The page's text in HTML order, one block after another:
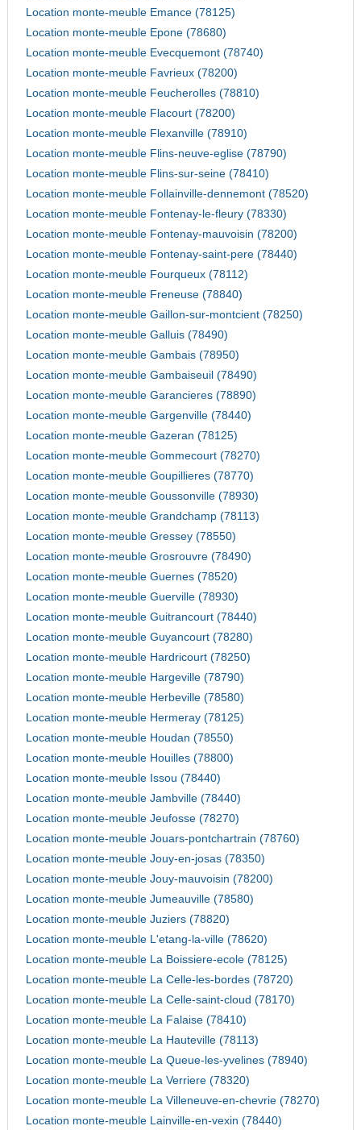
Location monte-meuble Emance (78125)
Location monte-meuble Epone (78680)
Location monte-meuble Evecquemont (78740)
Location monte-meuble Favrieux (78200)
Location monte-meuble Feucherolles (78810)
Location monte-meuble Flacourt (78200)
Location monte-meuble Flexanville (78910)
Location monte-meuble Flins-neuve-eglise (78790)
Location monte-meuble Flins-sur-seine (78410)
Location monte-meuble Follainville-dennemont (78520)
Location monte-meuble Fontenay-le-fleury (78330)
Location monte-meuble Fontenay-mauvoisin (78200)
Location monte-meuble Fontenay-saint-pere (78440)
Location monte-meuble Fourqueux (78112)
Location monte-meuble Freneuse (78840)
Location monte-meuble Gaillon-sur-montcient (78250)
Location monte-meuble Galluis (78490)
Location monte-meuble Gambais (78950)
Location monte-meuble Gambaiseuil (78490)
Location monte-meuble Garancieres (78890)
Location monte-meuble Gargenville (78440)
Location monte-meuble Gazeran (78125)
Location monte-meuble Gommecourt (78270)
Location monte-meuble Goupillieres (78770)
Location monte-meuble Goussonville (78930)
Location monte-meuble Grandchamp (78113)
Location monte-meuble Gressey (78550)
Location monte-meuble Grosrouvre (78490)
Location monte-meuble Guernes (78520)
Location monte-meuble Guerville (78930)
Location monte-meuble Guitrancourt (78440)
Location monte-meuble Guyancourt (78280)
Location monte-meuble Hardricourt (78250)
Location monte-meuble Hargeville (78790)
Location monte-meuble Herbeville (78580)
Location monte-meuble Hermeray (78125)
Location monte-meuble Houdan (78550)
Location monte-meuble Houilles (78800)
Location monte-meuble Issou (78440)
Location monte-meuble Jambville (78440)
Location monte-meuble Jeufosse (78270)
Location monte-meuble Jouars-pontchartrain (78760)
Location monte-meuble Jouy-en-josas (78350)
Location monte-meuble Jouy-mauvoisin (78200)
Location monte-meuble Jumeauville (78580)
Location monte-meuble Juziers (78820)
Location monte-meuble L'etang-la-ville (78620)
Location monte-meuble La Boissiere-ecole (78125)
Location monte-meuble La Celle-les-bordes (78720)
Location monte-meuble La Celle-saint-cloud (78170)
Location monte-meuble La Falaise (78410)
Location monte-meuble La Hauteville (78113)
Location monte-meuble La Queue-les-yvelines (78940)
Location monte-meuble La Verriere (78320)
Location monte-meuble La Villeneuve-en-chevrie (78270)
Location monte-meuble Lainville-en-vexin (78440)